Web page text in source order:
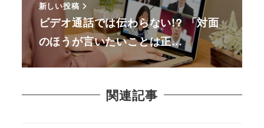
新しい投稿
ビデオ通話では伝わらない!? 「対面
のほうが言いたいことは正…
関連記事